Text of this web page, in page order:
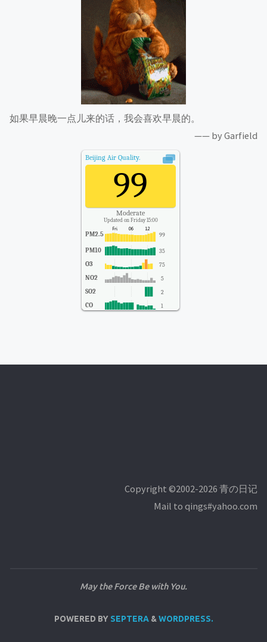
如果早晨晚一点儿来的话，我会喜欢早晨的。
—— by Garfield
Beijing Air Quality.
99
Moderate
Updated on Friday 15:00
PM2.5 99
PM10 35
O3 75
NO2 5
SO2 2
CO 1
Copyright ©2002-2026 青の日记
Mail to qings#yahoo.com
May the Force Be with You.
POWERED BYSEPTERA& WORDPRESS.